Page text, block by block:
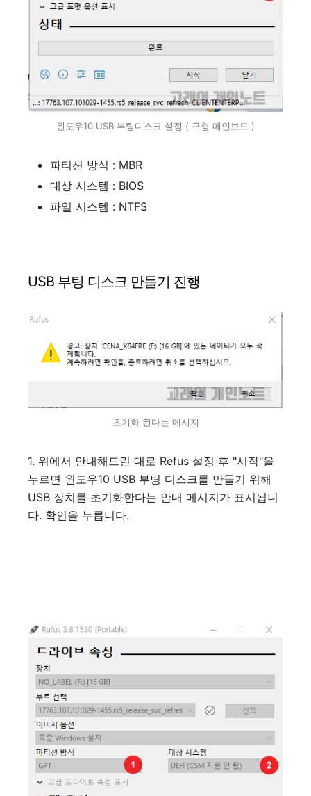
윈도우10 USB 부팅디스크 설정 ( 구형 메인보드 )
파티션 방식 : MBR
대상 시스템 : BIOS
파일 시스템 : NTFS
USB 부팅 디스크 만들기 진행
초기화 된다는 메시지
1. 위에서 안내해드린 대로 Refus 설정 후 "시작"을
누르면 윈도우10 USB 부팅 디스크를 만들기 위해
USB 장치를 초기화한다는 안내 메시지가 표시됩니
다. 확인을 누릅니다.